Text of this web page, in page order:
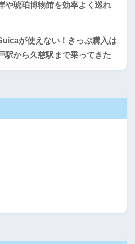
や琥珀博物館を効率よく巡れ
が使えない！きっぷ購入は
駅から久慈駅まで乗ってきた